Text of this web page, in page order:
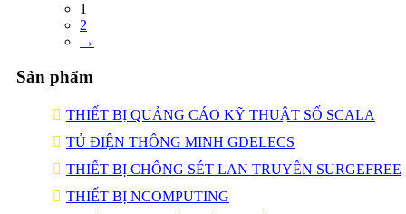
1
2
→
Sản phẩm
THIẾT BỊ QUẢNG CÁO KỸ THUẬT SỐ SCALA
TỦ ĐIỆN THÔNG MINH GDELECS
THIẾT BỊ CHỐNG SÉT LAN TRUYỀN SURGEFREE
THIẾT BỊ NCOMPUTING